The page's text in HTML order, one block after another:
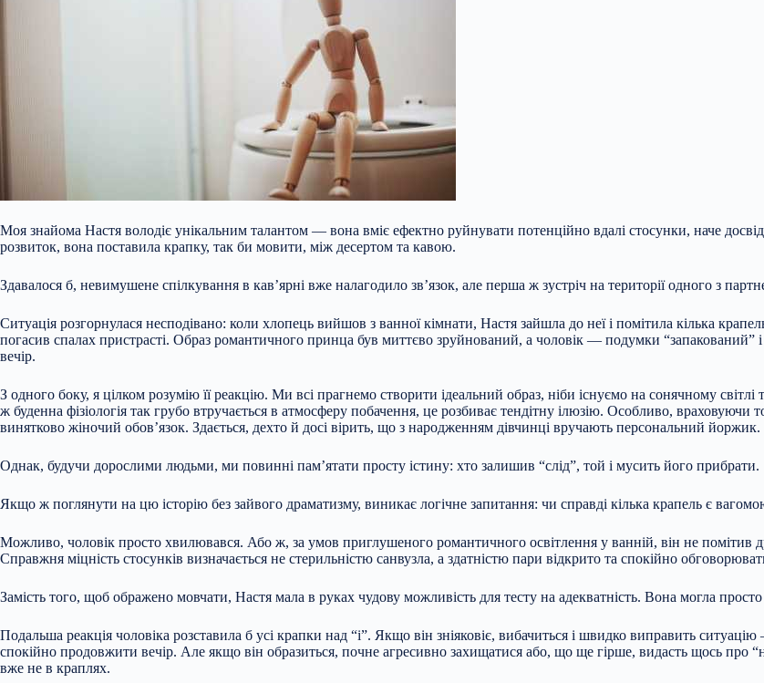
Моя знайома Настя володіє унікальним талантом — вона вміє ефектно руйнувати потенційно вдалі стосунки, наче
розвиток, вона поставила крапку, так би мовити, між десертом та кавою.
Здавалося б, невимушене спілкування в кав’ярні вже налагодило зв’язок, але перша ж зустріч на території одного з
Ситуація розгорнулася несподівано: коли хлопець вийшов з ванної кімнати, Настя зайшла до неї і помітила кілька
погасив спалах пристрасті. Образ романтичного принца був миттєво зруйнований, а чоловік — подумки “запакований”
вечір.
З одного боку, я цілком розумію її реакцію. Ми всі прагнемо створити ідеальний образ, ніби існуємо на сонячному
ж буденна фізіологія так грубо втручається в атмосферу побачення, це розбиває тендітну ілюзію. Особливо,
винятково жіночий обов’язок. Здається, дехто й досі вірить, що з народженням дівчинці вручають персональний йоржик.
Однак, будучи дорослими людьми, ми повинні пам’ятати просту істину: хто залишив “слід”, той і мусить його прибрати.
Якщо ж поглянути на цю історію без зайвого драматизму, виникає логічне запитання: чи справді кілька крапель є
Можливо, чоловік просто хвилювався. Або ж, за умов приглушеного романтичного освітлення у ванній, він не помітив
Справжня міцність стосунків визначається не стерильністю санвузла, а здатністю пари відкрито та спокійно
Замість того, щоб ображено мовчати, Настя мала в руках чудову можливість для тесту на адекватність. Вона могла
Подальша реакція чоловіка розставила б усі крапки над “і”. Якщо він зніяковіє, вибачиться і швидко виправить
спокійно продовжити вечір. Але якщо він образиться, почне агресивно захищатися або, що ще гірше, видасть щось про
вже не в краплях.